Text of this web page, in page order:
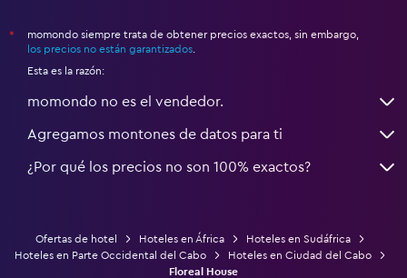
*
momondo siempre trata de obtener precios exactos, sin embargo,
los precios no están garantizados
Esta es la razón:
momondo no es el vendedor.
Agregamos montones de datos para ti
¿Por qué los precios no son 100% exactos?
Ofertas de hotel Hoteles en África
Hoteles en Sudáfrica
Hoteles en Parte Occidental del Cabo
Hoteles en Ciudad del Cabo
Floreal House